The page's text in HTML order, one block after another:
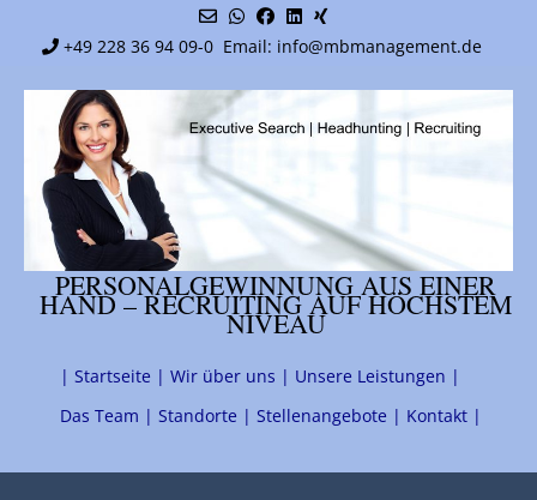
content
+49 228 36 94 09-0 Email: info@mbmanagement.de
PERSONALGEWINNUNG AUS EINER
HAND – RECRUITING AUF HÖCHSTEM
NIVEAU
| Startseite | Wir über uns | Unsere Leistungen |
Das Team | Standorte | Stellenangebote | Kontakt |